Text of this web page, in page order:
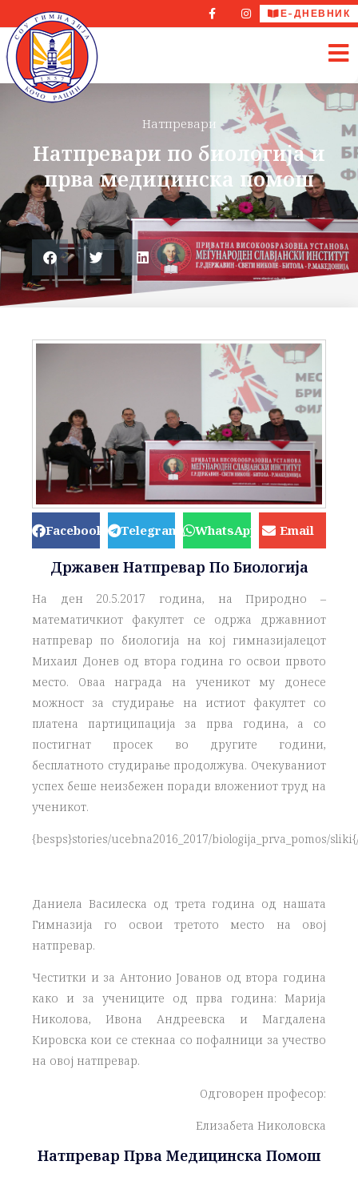
Е-ДНЕВНИК
Натпревари
Натпревари по биологија и
прва медицинска помош
Facebook Telegram WhatsApp Email
Државен Натпревар По Биологија
На ден 20.5.2017 година, на Природно –
математичкиот факултет се одржа државниот
натпревар по биологија на кој гимназијалецот
Михаил Донев од втора година го освои првото
место. Оваа награда на ученикот му донесе
можност за студирање на истиот факултет со
платена партиципација за прва година, а со
постигнат просек во другите години,
бесплатното студирање продолжува. Очекуваниот
успех беше неизбежен поради вложениот труд на
ученикот.
{besps}stories/ucebna2016_2017/biologija_prva_pomos/
Даниела Василеска од трета година од нашата
Гимназија го освои третото место на овој
натпревар.
Честитки и за Антонио Јованов од втора година
како и за учениците од прва година: Марија
Николова, Ивона Андреевска и Магдалена
Кировска кои се стекнаа со пофалници за учество
на овој натпревар.
Одговорeн професор:
Елизабета Николовска
Натпревар Прва Медицинска Помош